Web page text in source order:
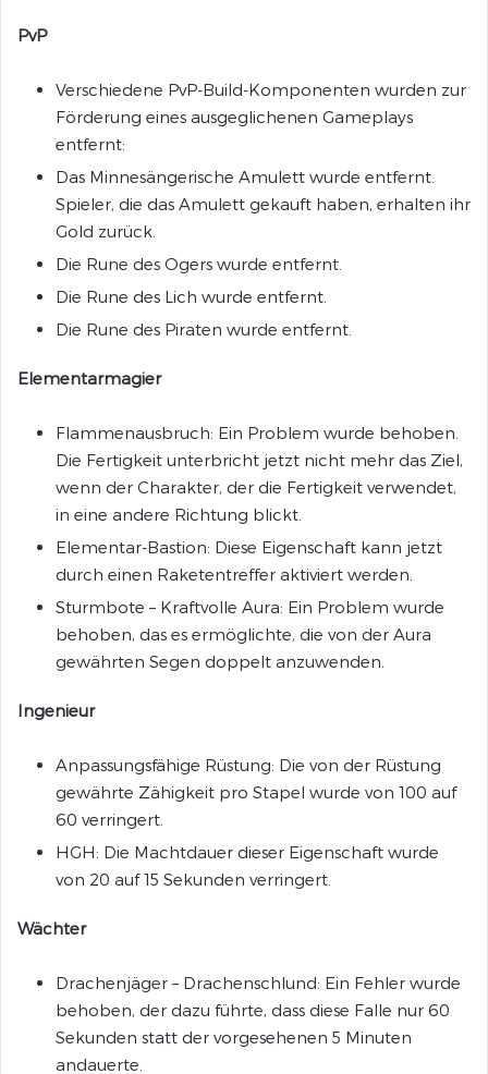
PvP
Verschiedene PvP-Build-Komponenten wurden zur
Förderung eines ausgeglichenen Gameplays
entfernt:
Das Minnesängerische Amulett wurde entfernt.
Spieler, die das Amulett gekauft haben, erhalten ihr
Gold zurück.
Die Rune des Ogers wurde entfernt.
Die Rune des Lich wurde entfernt.
Die Rune des Piraten wurde entfernt.
Elementarmagier
Flammenausbruch: Ein Problem wurde behoben.
Die Fertigkeit unterbricht jetzt nicht mehr das Ziel,
wenn der Charakter, der die Fertigkeit verwendet,
in eine andere Richtung blickt.
Elementar-Bastion: Diese Eigenschaft kann jetzt
durch einen Raketentreffer aktiviert werden.
Sturmbote – Kraftvolle Aura: Ein Problem wurde
behoben, das es ermöglichte, die von der Aura
gewährten Segen doppelt anzuwenden.
Ingenieur
Anpassungsfähige Rüstung: Die von der Rüstung
gewährte Zähigkeit pro Stapel wurde von 100 auf
60 verringert.
HGH: Die Machtdauer dieser Eigenschaft wurde
von 20 auf 15 Sekunden verringert.
Wächter
Drachenjäger – Drachenschlund: Ein Fehler wurde
behoben, der dazu führte, dass diese Falle nur 60
Sekunden statt der vorgesehenen 5 Minuten
andauerte.